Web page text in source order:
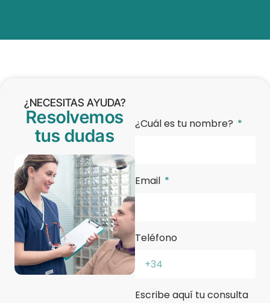
¿NECESITAS AYUDA?
Resolvemos
tus dudas
¿Cuál es tu nombre?
Email
Teléfono
Escribe aquí tu consulta